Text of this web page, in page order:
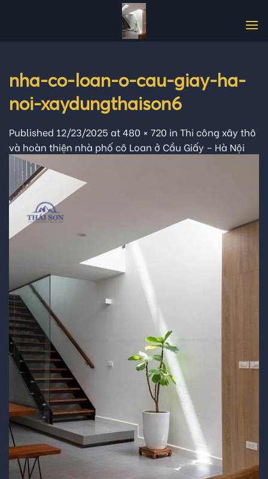
nha-co-loan-o-cau-giay-ha-
noi-xaydungthaison6
Published 12/23/2025 at480 × 720 in Thi công xây thô
và hoàn thiện nhà phố cô Loan ở Cầu Giấy – Hà Nội